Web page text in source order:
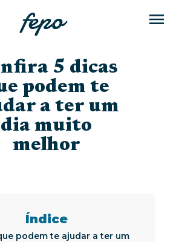
5 dicas
podem te
a ter um
dia muito
melhor
Índice
podem te ajudar a ter um